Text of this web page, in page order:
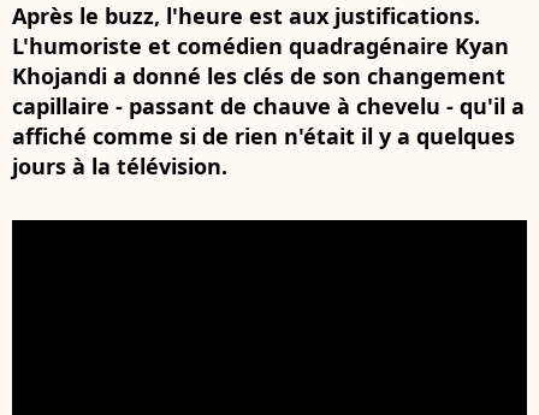
Après le buzz, l'heure est aux justifications.
L'humoriste et comédien quadragénaire Kyan
Khojandi a donné les clés de son changement
capillaire - passant de chauve à chevelu - qu'il a
affiché comme si de rien n'était il y a quelques
jours à la télévision.